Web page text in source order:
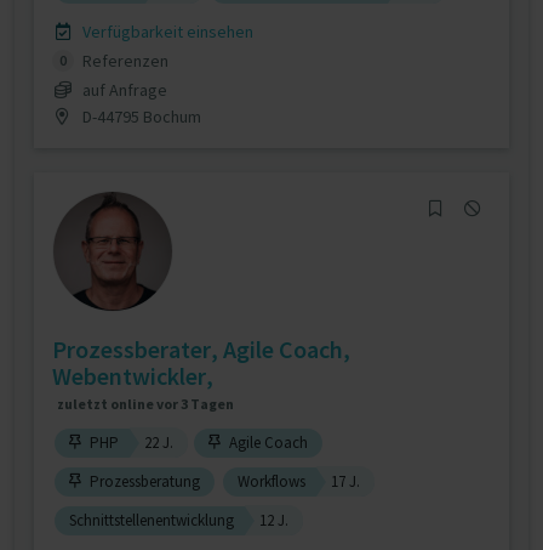
Verfügbarkeit einsehen
0
Referenzen
auf Anfrage
D-44795 Bochum
Prozessberater, Agile Coach,
Webentwickler,
zuletzt online vor 3 Tagen
PHP 22 J.
Agile Coach
Prozessberatung
Workflows
17 J.
Schnittstellenentwicklung
12 J.